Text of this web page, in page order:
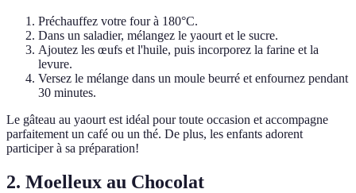
Préchauffez votre four à 180°C.
Dans un saladier, mélangez le yaourt et le sucre.
Ajoutez les œufs et l'huile, puis incorporez la farine et la
levure.
Versez le mélange dans un moule beurré et enfournez pendant
30 minutes.
Le gâteau au yaourt est idéal pour toute occasion et accompagne
parfaitement un café ou un thé. De plus, les enfants adorent
participer à sa préparation!
2. Moelleux au Chocolat